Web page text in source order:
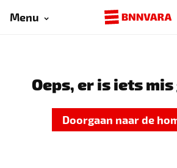
Menu
Oeps, er is iets
Doorgaan naar de